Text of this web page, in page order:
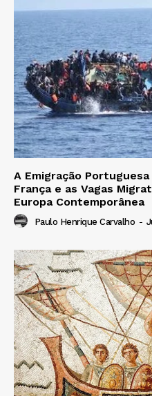
A Emigração
França e as Vagas
Europa Contemporânea
Paulo Henrique Carvalho -